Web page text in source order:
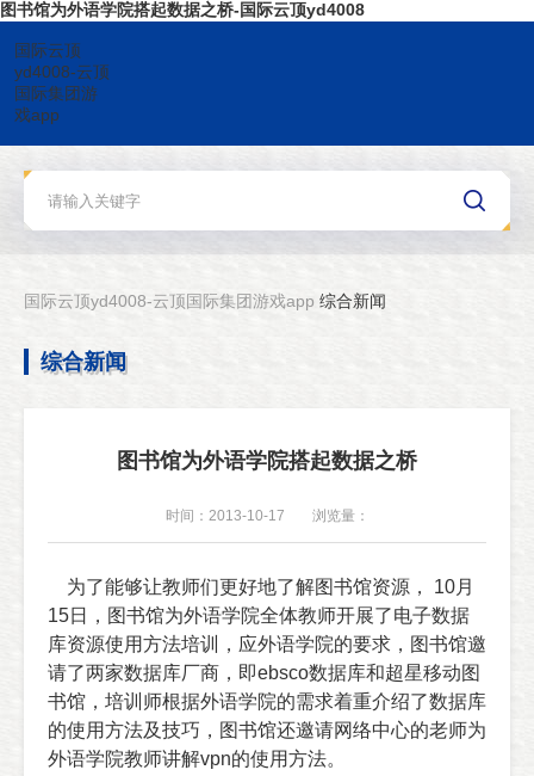
图书馆为外语学院搭起数据之桥-国际云顶yd4008
国际云顶
yd4008-云顶
国际集团游
戏app
国际云顶yd4008-云顶国际集团游戏app 综合新闻
综合新闻
图书馆为外语学院搭起数据之桥
时间：2013-10-17 浏览量：
为了能够让教师们更好地了解图书馆资源， 10月
15日，图书馆为外语学院全体教师开展了电子数据
库资源使用方法培训，应外语学院的要求，图书馆邀
请了两家数据库厂商，即ebsco数据库和超星移动图
书馆，培训师根据外语学院的需求着重介绍了数据库
的使用方法及技巧，图书馆还邀请网络中心的老师为
外语学院教师讲解vpn的使用方法。